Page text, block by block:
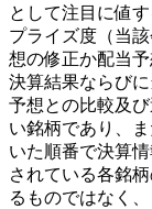
として注目に値
プライズ度（当
想の修正か配当
決算結果ならび
予想との比較及
い銘柄であり、
いた順番で決算
されている各銘
るものではなく